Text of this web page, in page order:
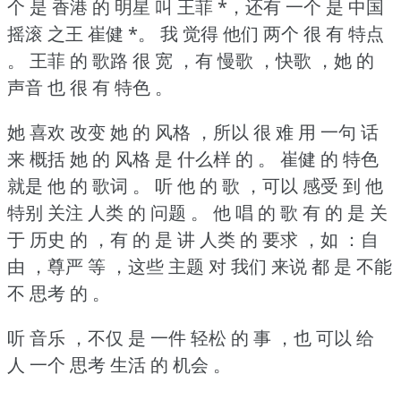
个 是 香港 的 明星 叫 王菲 *，还有 一个 是 中国
摇滚 之王 崔健 *。
我 觉得 他们 两个 很 有 特点
。
王菲 的 歌路 很 宽 ，有 慢歌 ，快歌 ，她 的
声音 也 很 有 特色 。
她 喜欢 改变 她 的 风格 ，所以 很 难 用 一句 话
来 概括 她 的 风格 是 什么样 的 。
崔健 的 特色
就是 他 的 歌词 。
听 他 的 歌 ，可以 感受 到 他
特别 关注 人类 的 问题 。
他 唱 的 歌 有 的 是 关
于 历史 的 ，有 的 是 讲 人类 的 要求 ，如 ：自
由 ，尊严 等 ，这些 主题 对 我们 来说 都 是 不能
不 思考 的 。
听 音乐 ，不仅 是 一件 轻松 的 事 ，也 可以 给
人 一个 思考 生活 的 机会 。